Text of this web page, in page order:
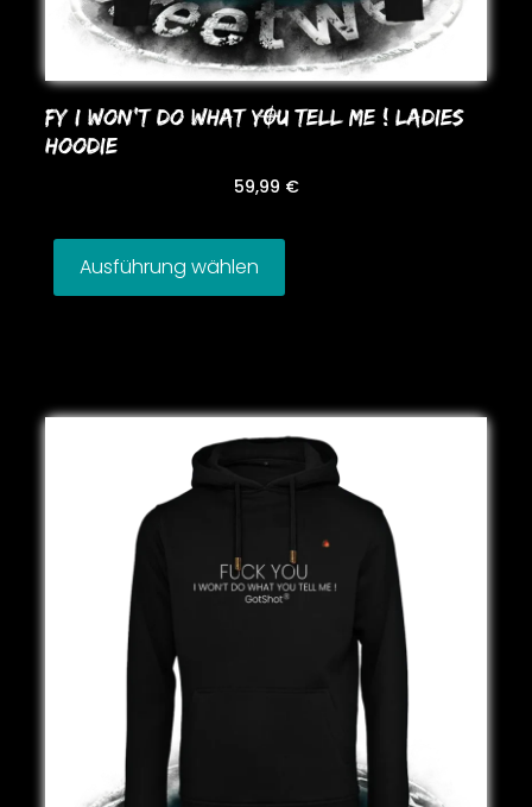
FY I WoN’T Do WHAT YOU TELL ME ! LADIES
HooDIE
59,99 €
Ausführung wählen